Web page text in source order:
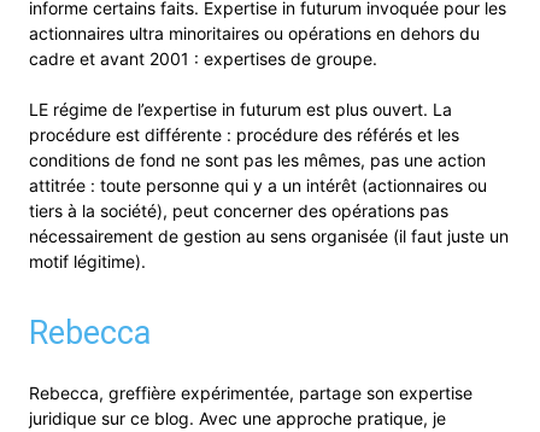
informe certains faits. Expertise in futurum invoquée pour les
actionnaires ultra minoritaires ou opérations en dehors du
cadre et avant 2001 : expertises de groupe.
LE régime de l’expertise in futurum est plus ouvert. La
procédure est différente : procédure des référés et les
conditions de fond ne sont pas les mêmes, pas une action
attitrée : toute personne qui y a un intérêt (actionnaires ou
tiers à la société), peut concerner des opérations pas
nécessairement de gestion au sens organisée (il faut juste un
motif légitime).
Rebecca
Rebecca, greffière expérimentée, partage son expertise
juridique sur ce blog. Avec une approche pratique, je